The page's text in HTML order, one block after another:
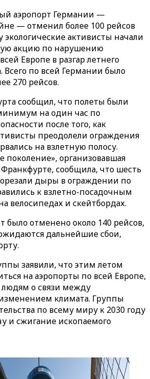
аэропорт Германии —
— отменил более 100 рейсов
экологические активисты начали
акцию по нарушению
Европе в разгар летнего
Всего по всей Германии было
270 рейсов.
сообщил, что полеты были
на один час по
после того, как
преодолели ограждения
на взлетную полосу.
поколение», организовавшая
сообщила, что шесть
дыры в ограждении по
к взлетно-посадочным
велосипедах и скейтбордах.
отменено около 140 рейсов,
дальнейшие сбои,
заявили, что этим летом
на аэропорты по всей Европе,
о связи между
климата. Группы
по всему миру к 2030 году
и сжигание ископаемого